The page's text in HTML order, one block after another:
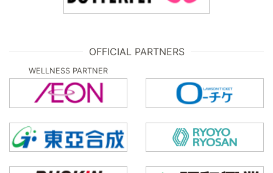
OFFICIAL PARTNERS
WELLNESS PARTNER